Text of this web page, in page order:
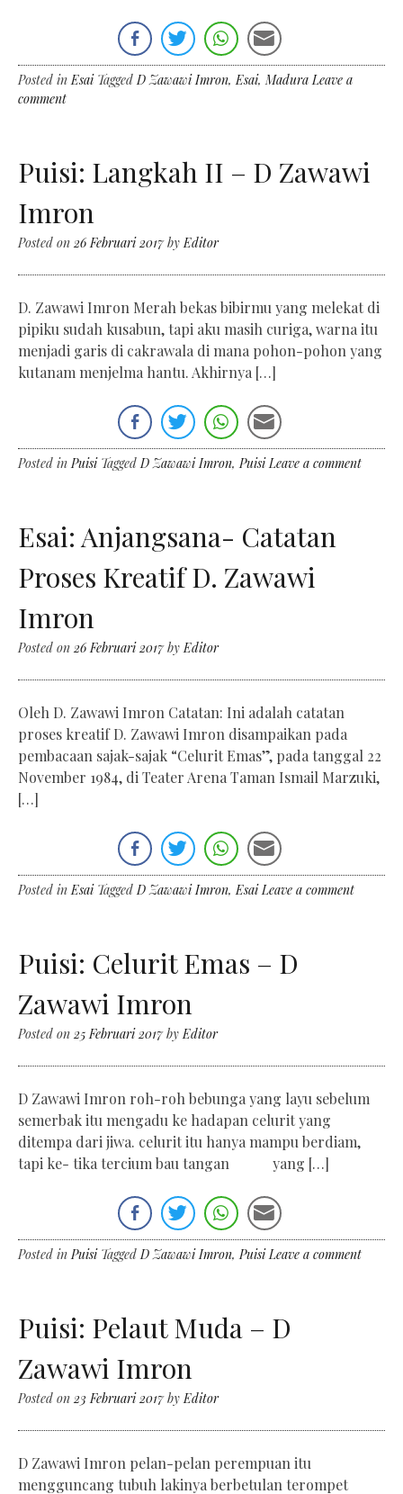
Posted inEsai TaggedD Zawawi Imron,Esai,Madura Leave a
comment
Puisi: Langkah II – D Zawawi
Imron
Posted on 26 Februari 2017byEditor
D. Zawawi Imron Merah bekas bibirmu yang melekat di
pipiku sudah kusabun, tapi aku masih curiga, warna itu
menjadi garis di cakrawala di mana pohon-pohon yang
kutanam menjelma hantu. Akhirnya […]
Posted inPuisi TaggedD Zawawi Imron,Puisi Leave a comment
Esai: Anjangsana- Catatan
Proses Kreatif D. Zawawi
Imron
Posted on 26 Februari 2017byEditor
Oleh D. Zawawi Imron Catatan: Ini adalah catatan
proses kreatif D. Zawawi Imron disampaikan pada
pembacaan sajak-sajak “Celurit Emas”, pada tanggal 22
November 1984, di Teater Arena Taman Ismail Marzuki,
[…]
Posted inEsai TaggedD Zawawi Imron,Esai Leave a comment
Puisi: Celurit Emas – D
Zawawi Imron
Posted on 25 Februari 2017byEditor
D Zawawi Imron roh-roh bebunga yang layu sebelum
semerbak itu mengadu ke hadapan celurit yang
ditempa dari jiwa. celurit itu hanya mampu berdiam,
tapi ke- tika tercium bau tangan yang […]
Posted inPuisi TaggedD Zawawi Imron,Puisi Leave a comment
Puisi: Pelaut Muda – D
Zawawi Imron
Posted on 23 Februari 2017byEditor
D Zawawi Imron pelan-pelan perempuan itu
mengguncang tubuh lakinya berbetulan terompet